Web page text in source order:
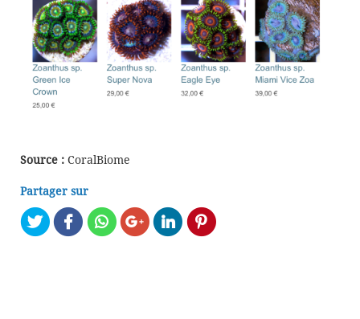
Source : CoralBiome
Partager sur